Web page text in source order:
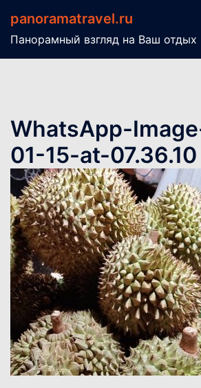
содержимому
panoramatravel.ru
Панорамный взгляд на Ваш отдых
WhatsApp-
01-15-at-07.36.10